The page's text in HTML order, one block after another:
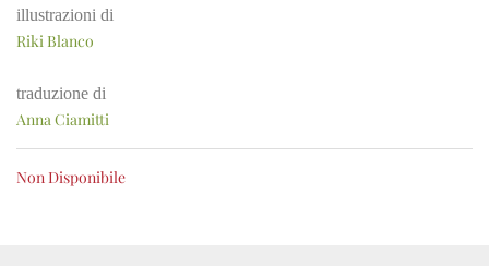
illustrazioni di
Riki Blanco
traduzione di
Anna Ciamitti
Non Disponibile